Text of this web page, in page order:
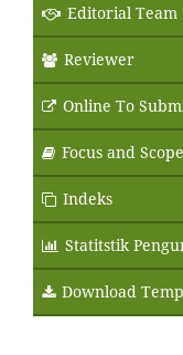
Editorial Team
Reviewer
Online To
Focus and Scope
Indeks
Statitstik
Download